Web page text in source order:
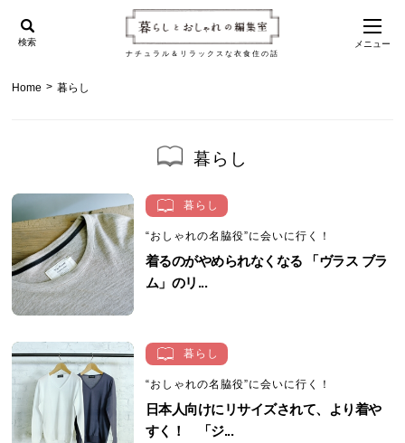
ナチュラル＆リラックスな衣食住の話
検索 メニュー
Home > 暮らし
暮らし
暮らし
“おしゃれの名脇役”に会いに行く！
着るのがやめられなくなる 「ヴラス ブラ
ム」のリ...
暮らし
“おしゃれの名脇役”に会いに行く！
日本人向けにリサイズされて、より着や
すく！ 「ジ...